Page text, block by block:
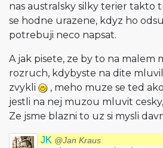
nas australsky silky terier takto
se hodne urazene, kdyz ho
potrebuji neco napsat.
A jak pisete, ze by to na malem
rozruch, kdybyste na dite mluvil
zvykli
, meho muze se ted
jestli na nej muzou mluvit
Ze jsme blazni to uz si mysli
JK @Jan Kraus